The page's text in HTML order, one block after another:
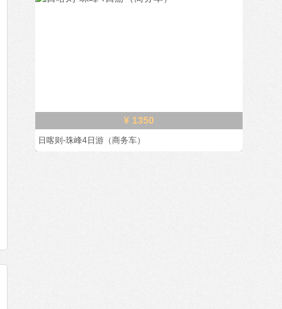
¥ 1350
日喀则-珠峰4日游（商务车）